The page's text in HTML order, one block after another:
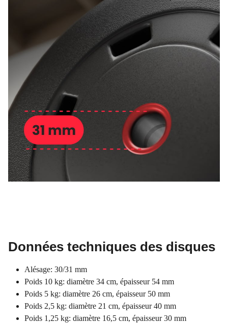
Données techniques des disques
Alésage: 30/31 mm
Poids 10 kg: diamètre 34 cm, épaisseur 54 mm
Poids 5 kg: diamètre 26 cm, épaisseur 50 mm
Poids 2,5 kg: diamètre 21 cm, épaisseur 40 mm
Poids 1,25 kg: diamètre 16,5 cm, épaisseur 30 mm